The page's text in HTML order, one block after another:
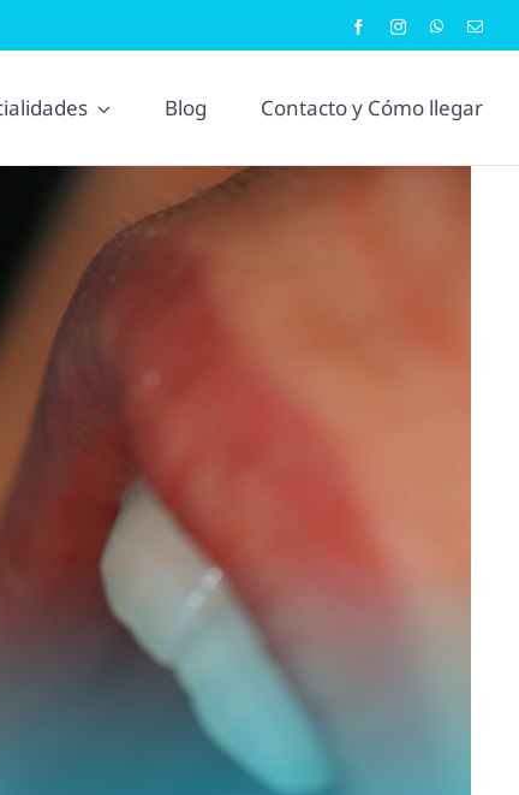
Blog Contacto y Cómo llegar